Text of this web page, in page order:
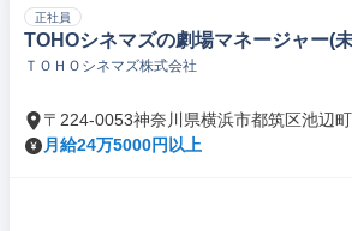
正社員
TOHOシネマズの劇場マネージャー(
ＴＯＨＯシネマズ株式会社
〒224-0053神奈川県横浜市都筑区池辺町
月給24万5000円以上